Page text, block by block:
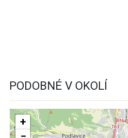
PODOBNÉ V OKOLÍ
+